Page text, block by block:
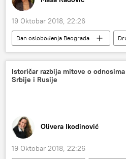
19 Oktobar 2018, 22:26
Dan oslobođenja Beograda
Istoričar razbija mitove o odnosima
Srbije i Rusije
Olivera Ikodinović
19 Oktobar 2018, 22:26